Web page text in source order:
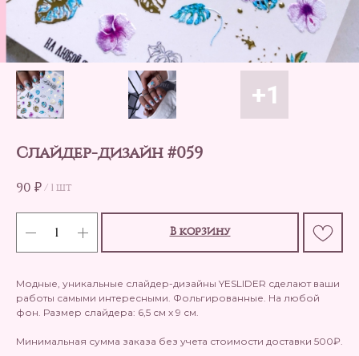
Слайдер-дизайн #059
90 ₽ / 1 шт
В корзину
Модные, уникальные слайдер-дизайны YESLIDER сделают ваши
работы самыми интересными. Фольгированные. На любой
фон. Размер слайдера: 6,5 см х 9 см.
Минимальная сумма заказа без учета стоимости доставки 500₽.